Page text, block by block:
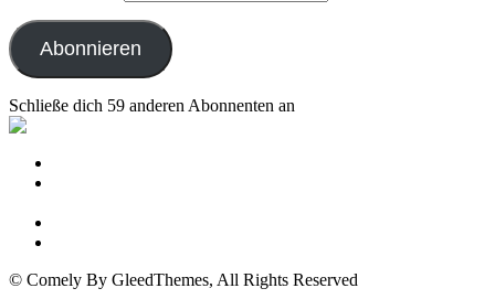
Abonnieren
Schließe dich 59 anderen Abonnenten an
© Comely By GleedThemes, All Rights Reserved